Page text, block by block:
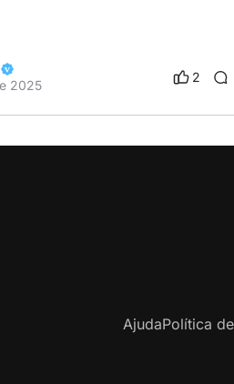
2025
2
AjudaPolítica